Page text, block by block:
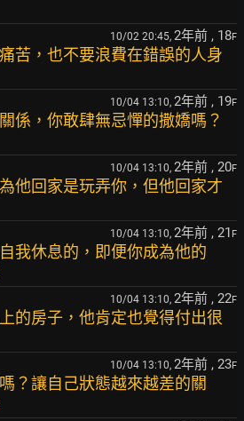
10/02 20:45, 2年前 , 18F
苦，也不要浪費在錯誤的人身
10/04 13:10, 2年前 , 19F
係，你敢肆無忌憚的撒嬌嗎？
10/04 13:10, 2年前 , 20F
他回家是玩弄你，但他回家才
10/04 13:10, 2年前 , 21 F
我休息的，即便你成為他的
10/04 13:10, 2年前 , 22F
的房子，他肯定也覺得付出很
10/04 13:10, 2年前 , 23F
？讓自己狀態越來越差的關